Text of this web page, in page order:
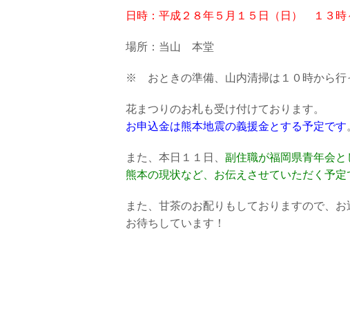
日時：平成２８年５月１５日（日） １３時
場所：当山 本堂
※ おときの準備、山内清掃は１０時から行
花まつりのお札も受け付けております。
お申込金は熊本地震の義援金とする予定です
また、本日１１日、 副住職が福岡県青年会と
熊本の現状など、お伝えさせていただく予定
また、甘茶のお配りもしておりますので、
お待ちしています！